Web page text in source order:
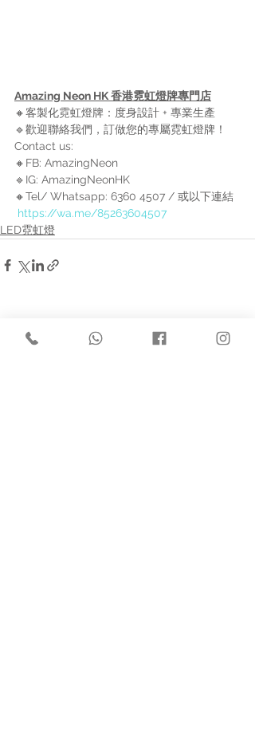
Amazing Neon HK 香港霓虹燈牌專門店
🔸客製化霓虹燈牌：度身設計 + 專業生產
🔹歡迎聯絡我們，訂做您的專屬霓虹燈牌！
Contact us:
🔸FB: AmazingNeon
🔹IG: AmazingNeonHK
🔸Tel/ Whatsapp: 6360 4507 / 或以下連結
https://wa.me/85263604507
LED霓虹燈